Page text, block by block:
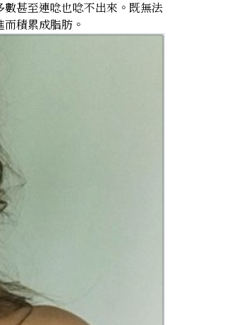
甚至連唸也唸不出來。既無法
積累成脂肪。